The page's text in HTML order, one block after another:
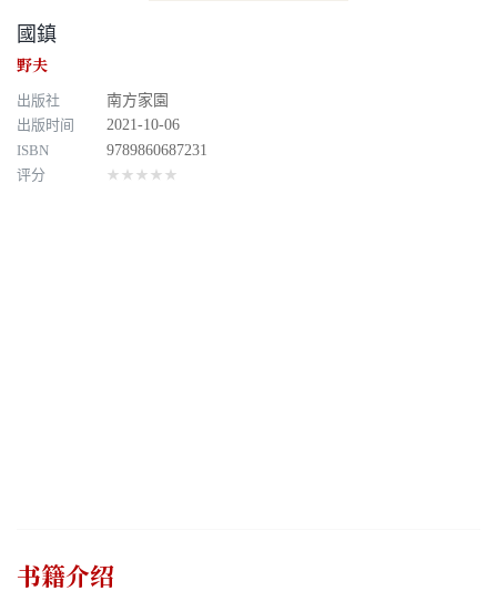
國鎮
野夫
出版社
南方家園
出版时间
2021-10-06
ISBN
9789860687231
评分
★★★★★
书籍介绍